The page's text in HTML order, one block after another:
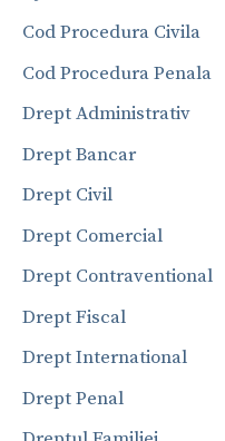
Cod Procedura Civila
Cod Procedura Penala
Drept Administrativ
Drept Bancar
Drept Civil
Drept Comercial
Drept Contraventional
Drept Fiscal
Drept International
Drept Penal